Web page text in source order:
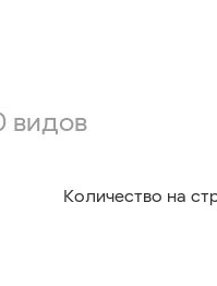
видов
Количество на